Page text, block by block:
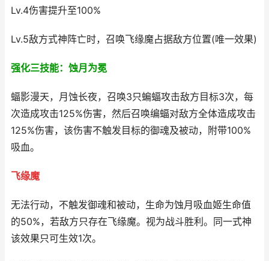
Lv.4伤害提升至100%
Lv.5敌方式神阵亡时，召唤飞缘魔占据敌方位置(唯一效果)
强化三技能：蚀月为冕
蝠影漫天，月蚀长夜，召唤3只蝙蝠攻击敌方目标3次，每
次造成攻击125%伤害，然后召唤编蝠对敌方全体造成攻击
125%伤害，该伤害不触发目标的御魂及被动，附带100%
吸血。
飞缘魔
无法行动，不触发御魂和被动，生命为蚀月吸血姬生命值
的50%，若敌方只存在飞缘魔。视为战斗胜利。同一式神
该效果只可生效1次。